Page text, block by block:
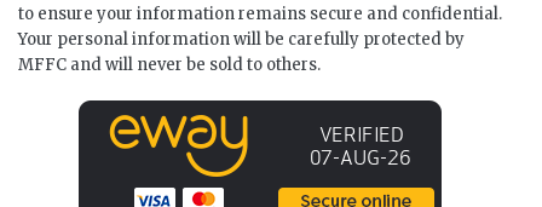
to ensure your information remains secure and confidential.
Your personal information will be carefully protected by
MFFC and will never be sold to others.